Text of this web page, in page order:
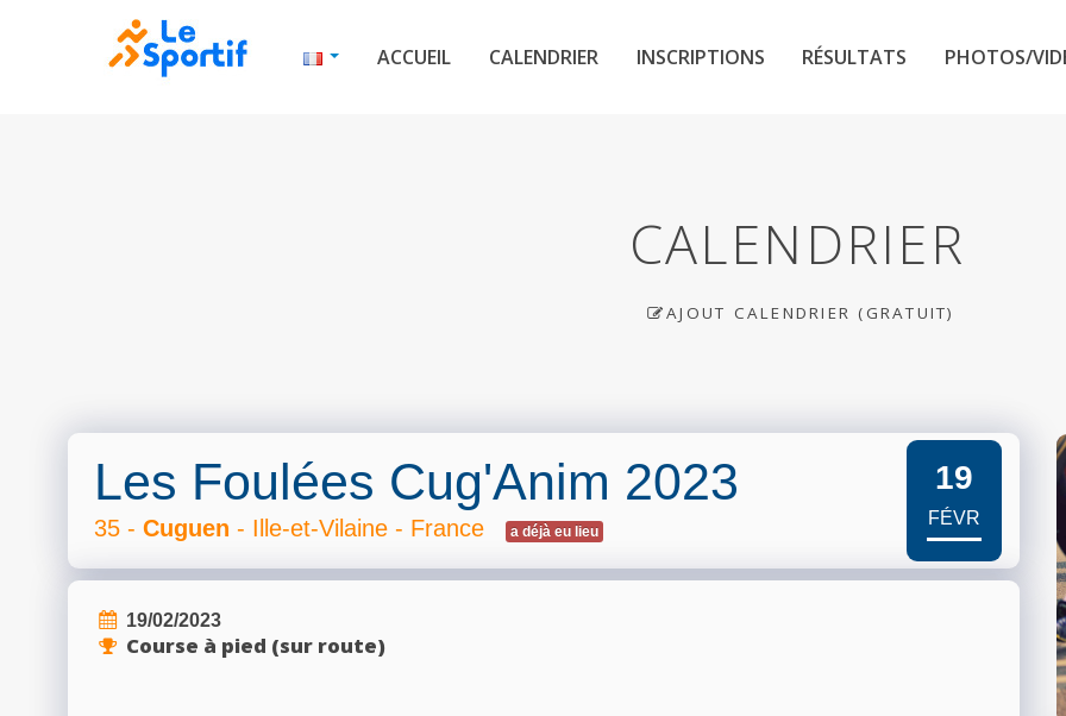
ACCUEIL CALENDRIER INSCRIPTIONS RÉSULTATS PHOTOS/
CALENDRIER
AJOUT CALENDRIER (GRATUIT)
Les Foulées Cug'Anim 2023
35 - Cuguen - Ille-et-Vilaine - France a déjà eu lieu
19
FÉVR
19/02/2023
Course à pied (sur route)